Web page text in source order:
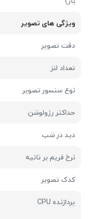
ویژگی های تصویر
دقت تصویر
تعداد لنز
نوع سنسور تصویر
حداکثر رزولوشن
دید در شب
نرخ فریم بر ثانیه
کدک تصویر
پردازنده CPU